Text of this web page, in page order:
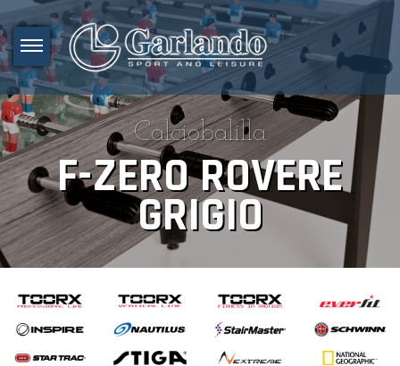
Calciobalilla
F-ZERO ROVERE
GRIGIO